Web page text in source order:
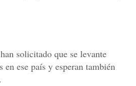
han solicitado que se levante
ese país y esperan también